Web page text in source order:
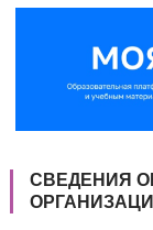
СВЕДЕНИЯ